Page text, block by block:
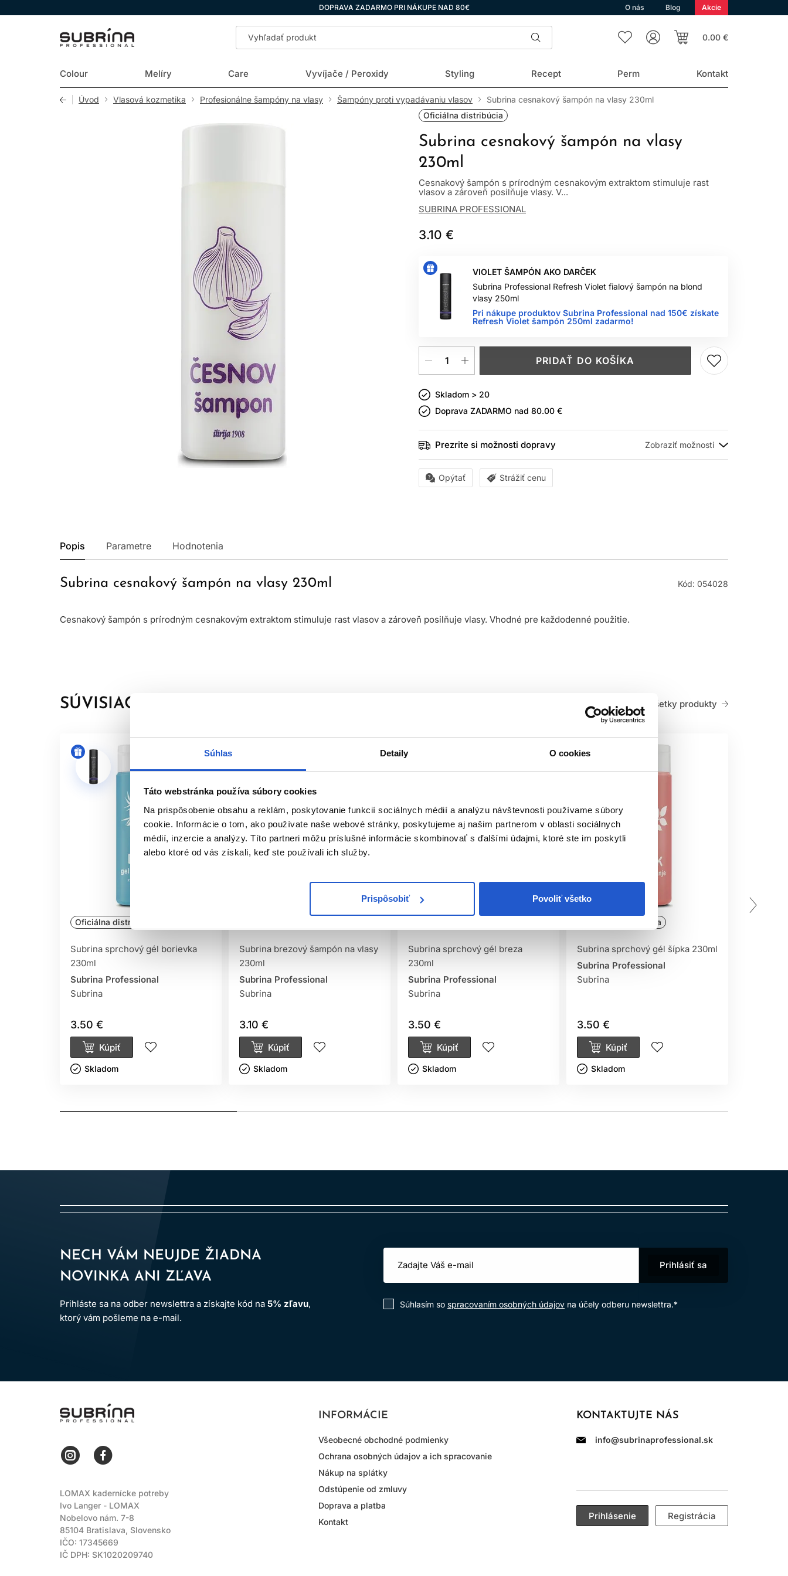
Súhlas Detaily O cookies
Táto webstránka používa súbory cookies
Na prispôsobenie obsahu a reklám, poskytovanie funkcií sociálnych médií a analýzu návštevnosti používame súbory
cookie. Informácie o tom, ako používate naše webové stránky, poskytujeme aj našim partnerom v oblasti sociálnych
médií, inzercie a analýzy. Títo partneri môžu príslušné informácie skombinovať s ďalšími údajmi, ktoré ste im poskytli
alebo ktoré od vás získali, keď ste používali ich služby.
Prispôsobiť Povoliť všetko
DOPRAVA ZADARMO PRI NÁKUPE NAD 80€ O nás Blog Akcie
LOMAX 0.00 €
Colour Melíry Care Vyvíjače / Peroxidy Styling Recept Perm Kontakt
Úvod Vlasová kozmetika Profesionálne šampóny na vlasy Šampóny proti vypadávaniu vlasov
Subrina cesnakový šampón na vlasy 230ml
Oficiálna distribúcia
Subrina cesnakový šampón na vlasy
230ml
Cesnakový šampón s prírodným cesnakovým extraktom stimuluje rast
vlasov a zároveň posilňuje vlasy. V...
SUBRINA PROFESSIONAL
3.10 €
VIOLET ŠAMPÓN AKO DARČEK
Subrina Professional Refresh Violet fialový šampón na blond
vlasy 250ml
Pri nákupe produktov Subrina Professional nad 150€ získate
Refresh Violet šampón 250ml zadarmo!
PRIDAŤ DO KOŠÍKA
Skladom > 20
Doprava ZADARMO nad 80.00 €
Prezrite si možnosti dopravy
Opýtať Strážiť cenu
Popis Parametre Hodnotenia
Subrina cesnakový šampón na vlasy 230ml Kód: 054028
Cesnakový šampón s prírodným cesnakovým extraktom stimuluje rast vlasov a zároveň posilňuje vlasy. Vhodné pre každodenné použitie.
SÚVISIACE PRODUKTY Všetky produkty
Oficiálna distribúcia
Subrina sprchový gél borievka
230ml
Subrina Professional
Subrina
3.50 €
Kúpiť
Skladom ㅤ
Subrina brezový šampón na vlasy
230ml
Subrina Professional
Subrina
3.10 €
Kúpiť
Skladom ㅤ
Subrina sprchový gél breza
230ml
Subrina Professional
Subrina
3.50 €
Kúpiť
Skladom ㅤ
Oficiálna distribúcia
Subrina sprchový gél šípka 230ml
Subrina Professional
Subrina
3.50 €
Kúpiť
Skladom ㅤ
NECH VÁM NEUJDE ŽIADNA
NOVINKA ANI ZĽAVA
Prihláste sa na odber newslettra a získajte kód na 5% zľavu,
ktorý vám pošleme na e-mail.
Prihlásiť sa
Súhlasím so spracovaním osobných údajov na účely odberu newslettra.*
LOMAX
LOMAX kadernícke potreby
Ivo Langer - LOMAX
Nobelovo nám. 7-8
85104 Bratislava, Slovensko
IČO: 17345669
IČ DPH: SK1020209740
KONTAKTUJTE NÁS
info@subrinaprofessional.sk
Prihlásenie Registrácia
INFORMÁCIE
Všeobecné obchodné podmienky
Ochrana osobných údajov a ich spracovanie
Nákup na splátky
Odstúpenie od zmluvy
Doprava a platba
Kontakt